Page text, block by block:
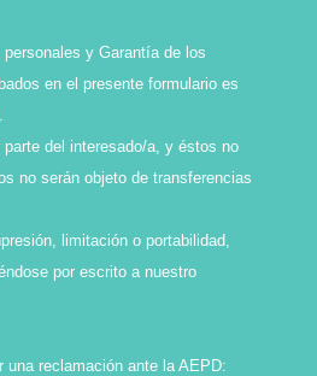
y Garantía de los
en el presente formulario es
del interesado/a, y éstos no
no serán objeto de transferencias
limitación o portabilidad,
por escrito a nuestro
reclamación ante la AEPD: